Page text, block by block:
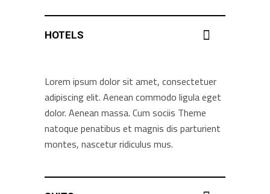
HOTELS
Lorem ipsum dolor sit amet, consectetuer
adipiscing elit. Aenean commodo ligula eget
dolor. Aenean massa. Cum sociis Theme
natoque penatibus et magnis dis parturient
montes, nascetur ridiculus mus.